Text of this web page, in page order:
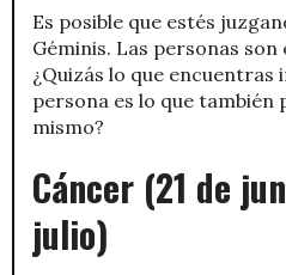
Es posible que estés
Géminis. Las personas son
¿Quizás lo que encuentras
persona es lo que también
mismo?
Cáncer (21 de
julio)